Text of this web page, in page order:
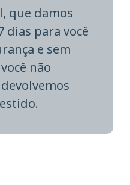
que damos
dias para você
e sem
não